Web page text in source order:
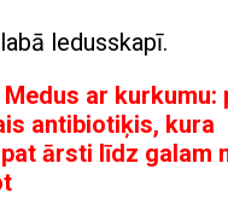
ledusskapī.
Medus ar kurkumu:
antibiotiķis, kura
ārsti līdz galam